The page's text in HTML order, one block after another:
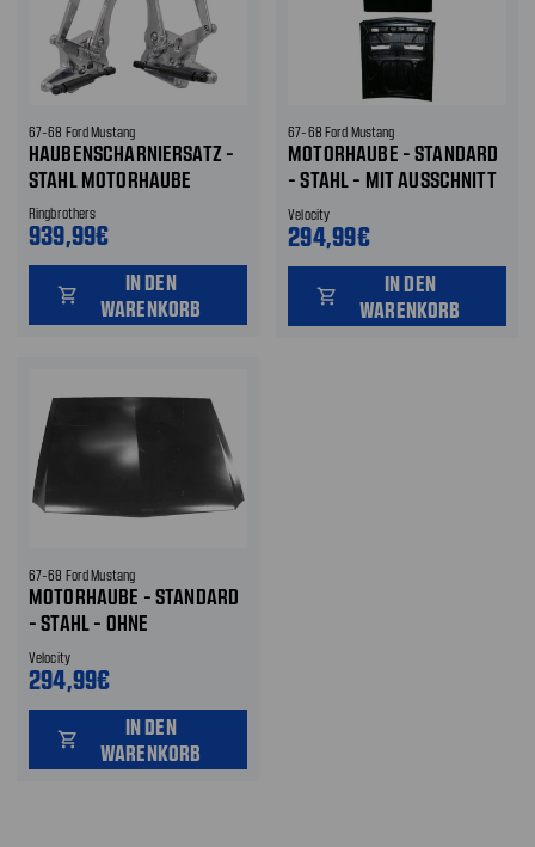
67-68 Ford Mustang
HAUBENSCHARNIERSATZ -
STAHL MOTORHAUBE
Ringbrothers
939,99€
shopping_cart
IN DEN
WARENKORB
67-68 Ford Mustang
MOTORHAUBE - STANDARD
- STAHL - MIT AUSSCHNITT
BLINKERANZEIGE
Velocity
294,99€
shopping_cart
IN DEN
WARENKORB
67-68 Ford Mustang
MOTORHAUBE - STANDARD
- STAHL - OHNE
AUSSCHNITT
BLINKERANZEIGE
Velocity
294,99€
shopping_cart
IN DEN
WARENKORB